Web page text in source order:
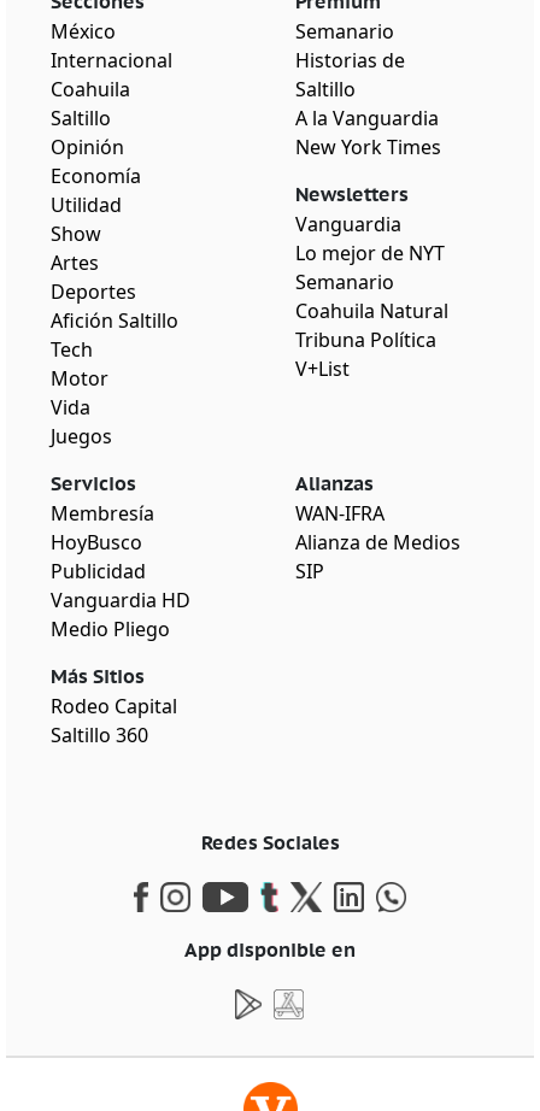
México
Internacional
Coahuila
Saltillo
Opinión
Economía
Utilidad
Show
Artes
Deportes
Afición Saltillo
Tech
Motor
Vida
Juegos
Semanario
Historias de
Saltillo
A la Vanguardia
New York Times
Newsletters
Vanguardia
Lo mejor de NYT
Semanario
Coahuila Natural
Tribuna Política
V+List
Servicios
Membresía
HoyBusco
Publicidad
Vanguardia HD
Medio Pliego
Más Sitios
Rodeo Capital
Saltillo 360
Alianzas
WAN-IFRA
Alianza de Medios
SIP
Redes Sociales
App disponible en